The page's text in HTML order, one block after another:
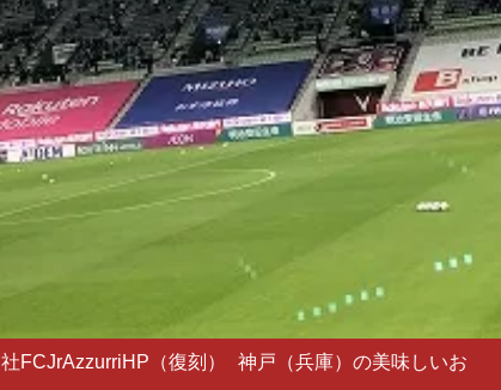
社FCJrAzzurriHP（復刻） 神戸（兵庫）の美味しいお